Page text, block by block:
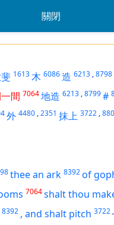
關閉
1613木 6086造 6213 ,8798
間 7064地造 6213 ,8799#
外 4480 ,2351 抹上 3722 ,
thee an ark 8392of
7064shalt thou
8392 , and shalt pitch 3722 ,